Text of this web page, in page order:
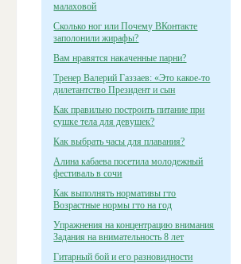
малаховой
Сколько ног или Почему ВКонтакте
заполонили жирафы?
Вам нравятся накаченные парни?
Тренер Валерий Газзаев: «Это какое-то
дилетантство Президент и сын
Как правильно построить питание при
сушке тела для девушек?
Как выбрать часы для плавания?
Алина кабаева посетила молодежный
фестиваль в сочи
Как выполнять нормативы гто
Возрастные нормы гто на год
Упражнения на концентрацию внимания
Задания на внимательность 8 лет
Гитарный бой и его разновидности